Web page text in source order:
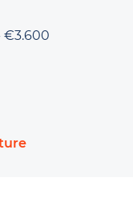
€3.600